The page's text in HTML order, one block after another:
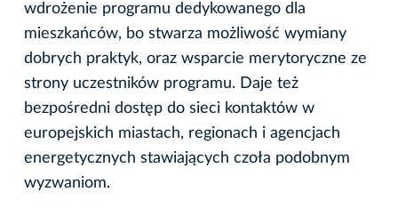
wdrożenie programu dedykowanego dla
mieszkańców, bo stwarza możliwość wymiany
dobrych praktyk, oraz wsparcie merytoryczne ze
strony uczestników programu. Daje też
bezpośredni dostęp do sieci kontaktów w
europejskich miastach, regionach i agencjach
energetycznych stawiających czoła podobnym
wyzwaniom.